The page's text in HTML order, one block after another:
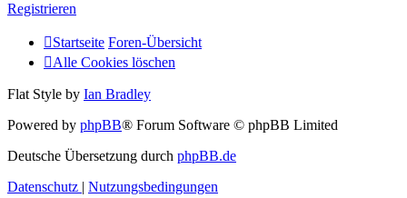
Registrieren
Startseite Foren-Übersicht
Alle Cookies löschen
Flat Style by Ian Bradley
Powered by phpBB® Forum Software © phpBB Limited
Deutsche Übersetzung durch phpBB.de
Datenschutz | Nutzungsbedingungen